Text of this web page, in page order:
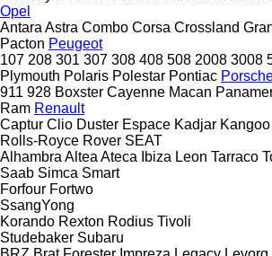
Opel
Antara Astra Combo Corsa Crossland
Pacton Peugeot
107 208 301 307 308 408 508 2008 3008
Plymouth Polaris Polestar Pontiac
911 928 Boxster Cayenne Macan
Ram Renault
Captur Clio Duster Espace Kadjar Kangoo
Rolls-Royce Rover SEAT
Alhambra Altea Ateca Ibiza Leon Tarraco
Saab Simca Smart
Forfour Fortwo
SsangYong
Korando Rexton Rodius Tivoli
Studebaker Subaru